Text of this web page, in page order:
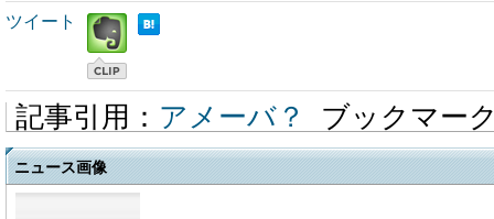
ツイート
記事引用： アメーバ？ ブックマー
ニュース画像